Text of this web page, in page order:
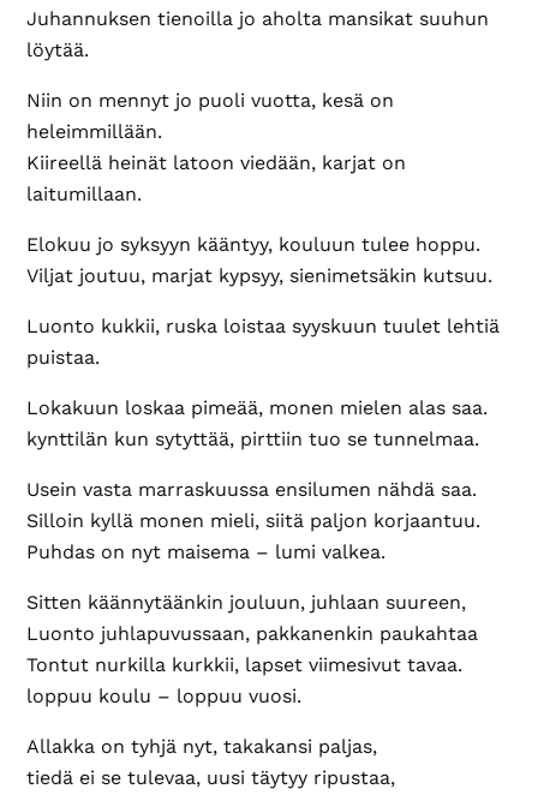
Juhannuksen tienoilla jo aholta mansikat suuhun
löytää.
Niin on mennyt jo puoli vuotta, kesä on
heleimmillään.
Kiireellä heinät latoon viedään, karjat on
laitumillaan.
Elokuu jo syksyyn kääntyy, kouluun tulee hoppu.
Viljat joutuu, marjat kypsyy, sienimetsäkin kutsuu.
Luonto kukkii, ruska loistaa syyskuun tuulet lehtiä
puistaa.
Lokakuun loskaa pimeää, monen mielen alas saa.
kynttilän kun sytyttää, pirttiin tuo se tunnelmaa.
Usein vasta marraskuussa ensilumen nähdä saa.
Silloin kyllä monen mieli, siitä paljon korjaantuu.
Puhdas on nyt maisema – lumi valkea.
Sitten käännytäänkin jouluun, juhlaan suureen,
Luonto juhlapuvussaan, pakkanenkin paukahtaa
Tontut nurkilla kurkkii, lapset viimesivut tavaa.
loppuu koulu – loppuu vuosi.
Allakka on tyhjä nyt, takakansi paljas,
tiedä ei se tulevaa, uusi täytyy ripustaa,